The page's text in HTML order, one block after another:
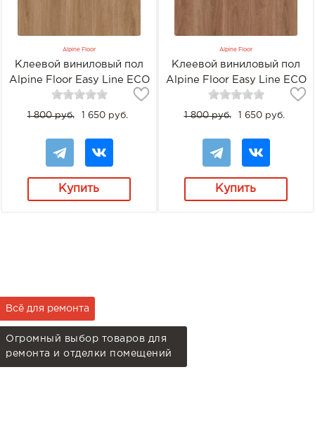
Alpine Floor
Клеевой виниловый пол
Alpine Floor Easy Line ECO
3-21 Дуб рыжий
1 800 руб. 1 650 руб.
Купить
Alpine Floor
Клеевой виниловый пол
Alpine Floor Easy Line ECO
3-22 Сосновый бор
1 800 руб. 1 650 руб.
Купить
Всё для ремонта
Огромный выбор товаров для
ремонта и отделки помещений